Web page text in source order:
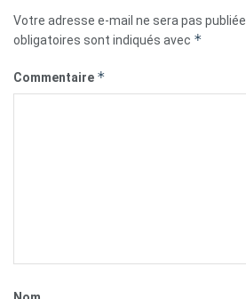
Votre adresse e-mail ne sera pas publiée.
obligatoires sont indiqués avec *
Commentaire *